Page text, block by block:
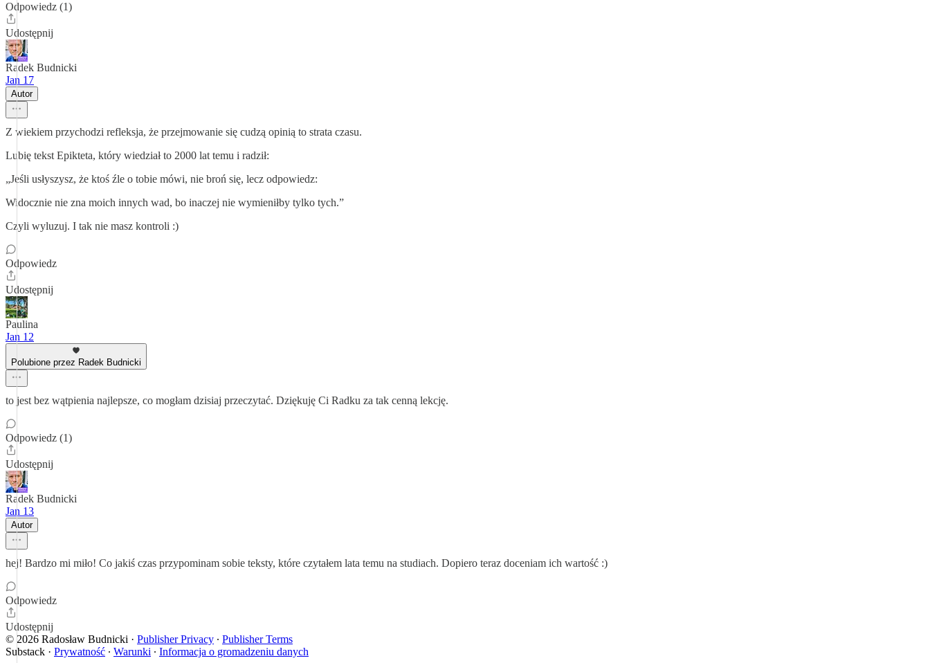
Odpowiedz (1)
Udostępnij
Radek Budnicki
Jan 17
Autor
Z wiekiem przychodzi refleksja, że przejmowanie się cudzą opinią to strata czasu.
Lubię tekst Epikteta, który wiedział to 2000 lat temu i radził:
„Jeśli usłyszysz, że ktoś źle o tobie mówi, nie broń się, lecz odpowiedz:
Widocznie nie zna moich innych wad, bo inaczej nie wymieniłby tylko tych.”
Czyli wyluzuj. I tak nie masz kontroli :)
Odpowiedz
Udostępnij
Paulina
Jan 12
Polubione przez Radek Budnicki
to jest bez wątpienia najlepsze, co mogłam dzisiaj przeczytać. Dziękuję Ci Radku za tak cenną lekcję.
Odpowiedz (1)
Udostępnij
Radek Budnicki
Jan 13
Autor
hej! Bardzo mi miło! Co jakiś czas przypominam sobie teksty, które czytałem lata temu na studiach. Dopiero teraz doceniam ich wartość :)
Odpowiedz
Udostępnij
© 2026 Radosław Budnicki · Publisher Privacy ∙ Publisher Terms
Substack · Prywatność ∙ Warunki ∙ Informacja o gromadzeniu danych